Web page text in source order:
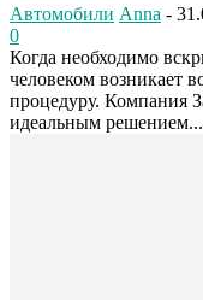
Автомобили Anna -
0
Когда необходимо
человеком возникает
процедуру. Компания
идеальным